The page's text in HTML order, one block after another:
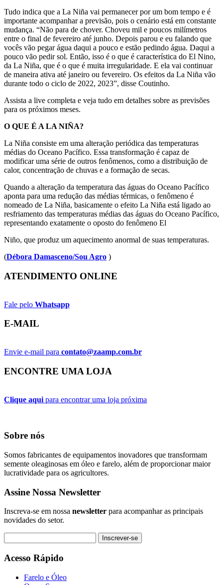
Tudo indica que a La Niña vai permanecer por um bom tempo e é
importante acompanhar a previsão, pois o cenário está em constante
mudança. “Não para de chover. Choveu mil e poucos milímetros
entre o final de fevereiro até junho. Depois parou e eu falando que
vocês vão pegar água daqui a pouco e estão pedindo água. Daqui a
pouco vão pedir sol. Então, isso é o que é característica do El Nino,
da La Niña, que é o que é muita irregularidade. E ela vai continuar
de maneira ativa até janeiro ou fevereiro. Os efeitos da La Niña vão
durante todo o ciclo de 2022, 2023”, disse Coutinho.
Assista a live completa e veja tudo em detalhes sobre as previsões
para os próximos meses.
O QUE É A LA NIÑA?
La Niña consiste em uma alteração periódica das temperaturas
médias do Oceano Pacífico. Essa transformação é capaz de
modificar uma série de outros fenômenos, como a distribuição de
calor, concentração de chuvas e a formação de secas.
Quando a alteração da temperatura das águas do Oceano Pacífico
aponta para uma redução das médias térmicas, o fenômeno é
nomeado de La Niña, basicamente o efeito La Niña está ligado ao
resfriamento das temperaturas médias das águas do Oceano Pacífico,
representando exatamente o oposto do fenômeno El
Niño, que produz um aquecimento anormal de suas temperaturas.
(Débora Damasceno/Sou Agro )
ATENDIMENTO ONLINE
Fale pelo Whatsapp
E-MAIL
Envie e-mail para contato@zaamp.com.br
ENCONTRE UMA LOJA
Clique aqui para encontrar uma loja próxima
Sobre nós
Somos fabricantes de equipamentos inovadores que transformam
semente oleaginosas em óleo e farelo, além de proporcionar maior
lucratividade para os agricultores.
Assine Nossa Newsletter
Inscreva-se em nossa newsletter para acompanhar as principais
novidades do setor.
Inscrever-se
Acesso Rápido
Farelo e Óleo